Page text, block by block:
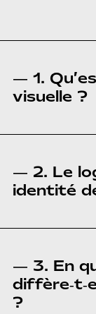
— 1.
visuelle ?
— 2. Le
identité
— 3. En
?